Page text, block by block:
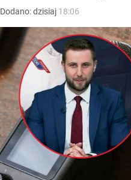
Dodano:dzisiaj 18:06